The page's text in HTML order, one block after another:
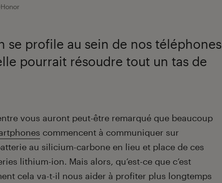
se profile au sein de nos téléphones
pourrait résoudre tout un tas de
vous auront peut-être remarqué que beaucoup
commencent à communiquer sur
au silicium-carbone en lieu et place de ces
lithium-ion. Mais alors, qu’est-ce que c’est
cela va-t-il nous aider à profiter plus longtemps